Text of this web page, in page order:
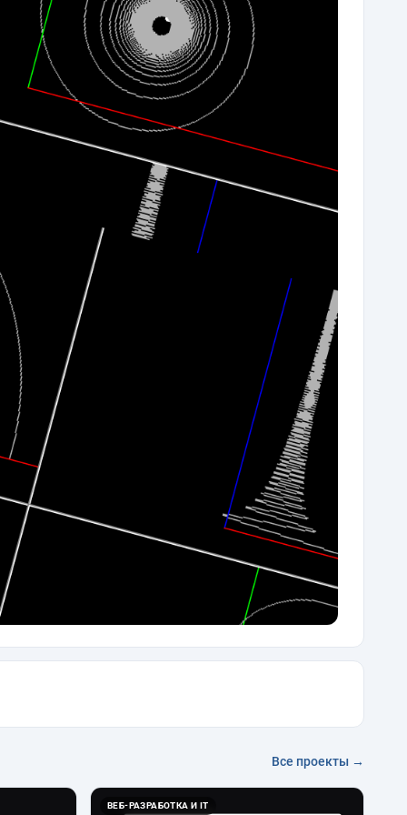
Все проекты →
ВЕБ-РАЗРАБОТКА И IT